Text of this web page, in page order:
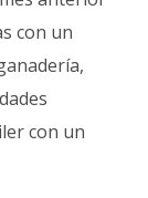
con un
con un